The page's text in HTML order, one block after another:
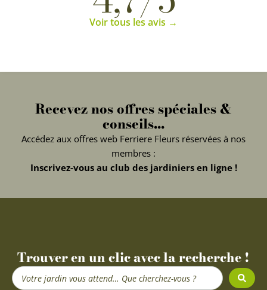
Voir tous les avis →
Recevez nos offres spéciales &
conseils...
Accédez aux offres web Ferriere Fleurs réservées à nos
membres :
Inscrivez-vous au club des jardiniers en ligne !
Trouver en un clic avec la recherche !
Search
...